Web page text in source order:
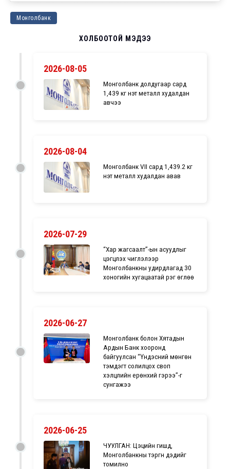
Монголбанк
ХОЛБООТОЙ МЭДЭЭ
2026-08-05
Монголбанк долдугаар сард
1,439 кг үнэт металл худалдан
авчээ
2026-08-04
Монголбанк VII сард 1,439.2 кг
үнэт металл худалдан авав
2026-07-29
“Хар жагсаалт”-ын асуудлыг
цэгцлэх чиглэлээр
Монголбанкны удирдлагад 30
хоногийн хугацаатай үүрэг өглөө
2026-06-27
Монголбанк болон Хятадын
Ардын Банк хооронд
байгуулсан “Үндэсний мөнгөн
тэмдэгт солилцох своп
хэлцлийн ерөнхий гэрээ”-г
сунгажээ
2026-06-25
ЧУУЛГАН: Цэцийн гишүүд,
Монголбанкны тэргүүн дэдийг
томилно